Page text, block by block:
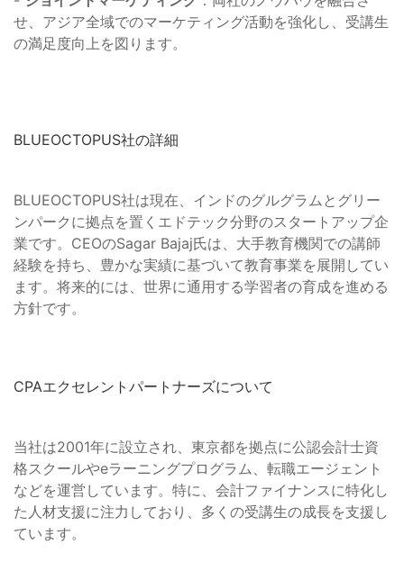
せ、アジア全域でのマーケティング活動を強化し、受講生
の満足度向上を図ります。
BLUEOCTOPUS社の詳細
BLUEOCTOPUS社は現在、インドのグルグラムとグリー
ンパークに拠点を置くエドテック分野のスタートアップ企
業です。CEOのSagar Bajaj氏は、大手教育機関での講師
経験を持ち、豊かな実績に基づいて教育事業を展開してい
ます。将来的には、世界に通用する学習者の育成を進める
方針です。
CPAエクセレントパートナーズについて
当社は2001年に設立され、東京都を拠点に公認会計士資
格スクールやeラーニングプログラム、転職エージェント
などを運営しています。特に、会計ファイナンスに特化し
た人材支援に注力しており、多くの受講生の成長を支援し
ています。